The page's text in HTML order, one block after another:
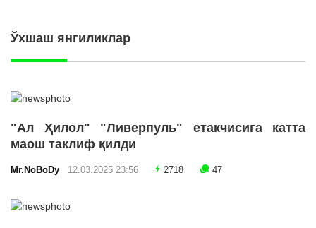
Ўхшаш янгиликлар
"Ал Ҳилол" "Ливерпуль" етакчисига катта
маош таклиф қилди
Mr.NoBoDy 12.03.2025 23:56 2718 47